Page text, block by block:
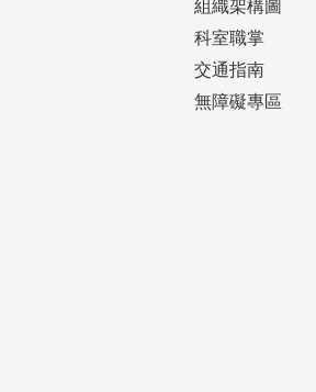
組織架構圖
科室職掌
交通指南
無障礙專區